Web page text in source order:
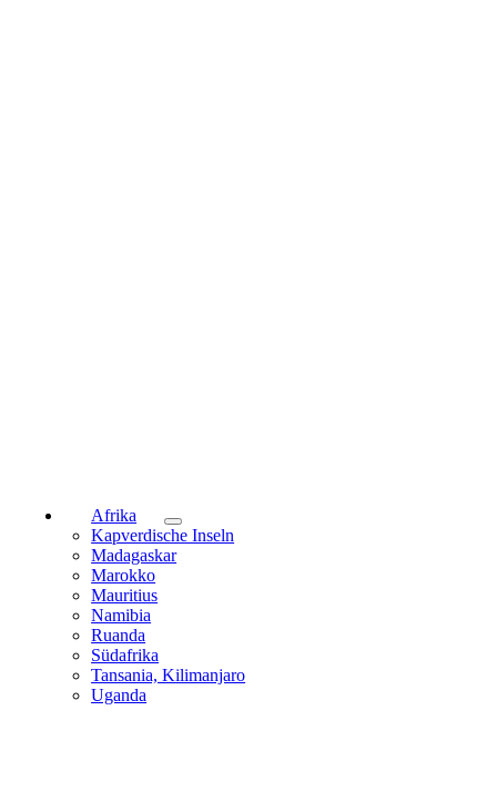
Afrika
Kapverdische Inseln
Madagaskar
Marokko
Mauritius
Namibia
Ruanda
Südafrika
Tansania, Kilimanjaro
Uganda